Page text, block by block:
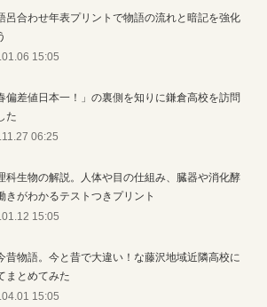
呂合わせ年表プリントで物語の流れと暗記を強化
15:05
偏差値日本一！」の裏側を知りに鎌倉高校を訪問
た
06:25
科生物の解説。人体や目の仕組み、臓器や消化酵
きがわかるテストつきプリント
15:05
昔物語。今と昔で大違い！な藤沢地域近隣高校に
まとめてみた
15:05